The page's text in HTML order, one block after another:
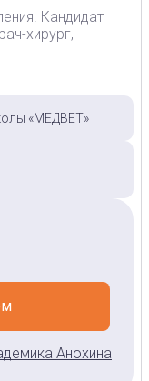
Кандидат
хирург,
«МЕДВЕТ»
Анохина